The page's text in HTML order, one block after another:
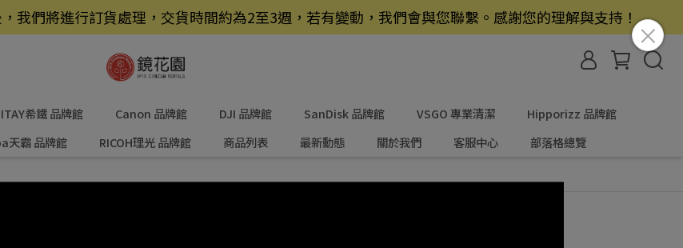
我們將進行訂貨處理，交貨時間約為2至3週，若有變動，我們會與您聯繫。感謝您的理解與支持！
希鐵 品牌館 Canon 品牌館 DJI 品牌館 SanDisk 品牌館 VSGO 專業清潔
Hipporizz 品牌館
天霸 品牌館 RICOH理光 品牌館 商品列表 最新動態 關於我們 客服中心 部落格總覽